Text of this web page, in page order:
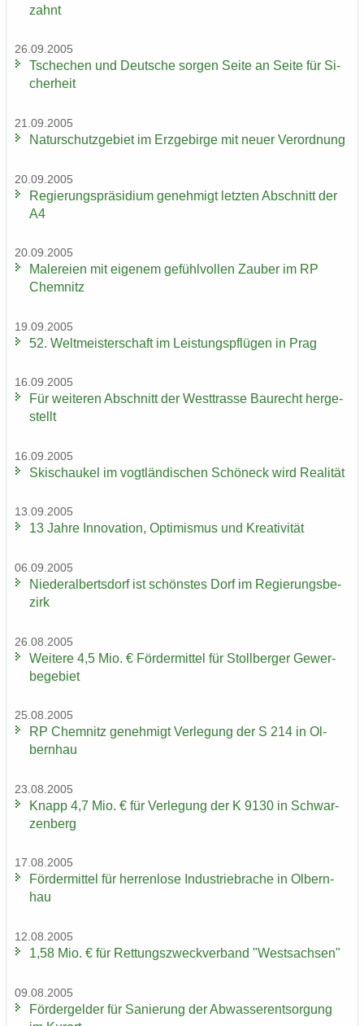
zahnt
26.09.2005
Tsche­chen und Deut­sche sor­gen Seite an Seite für Si­
cher­heit
21.09.2005
Na­tur­schutz­ge­biet im Erz­ge­bir­ge mit neuer Ver­ord­nung
20.09.2005
Re­gie­rungs­prä­si­di­um ge­neh­migt letz­ten Ab­schnitt der
A4
20.09.2005
Ma­le­rei­en mit ei­ge­nem ge­fühl­vol­len Zau­ber im RP
Chem­nitz
19.09.2005
52. Welt­meis­ter­schaft im Leis­tungs­pflü­gen in Prag
16.09.2005
Für wei­te­ren Ab­schnitt der West­tras­se Bau­recht her­ge­
stellt
16.09.2005
Ski­schau­kel im vogt­län­di­schen Schöneck wird Rea­li­tät
13.09.2005
13 Jahre In­no­va­ti­on, Op­ti­mis­mus und Krea­ti­vi­tät
06.09.2005
Nie­der­al­berts­dorf ist schöns­tes Dorf im Re­gie­rungs­be­
zirk
26.08.2005
Wei­te­re 4,5 Mio. € För­der­mit­tel für Stoll­ber­ger Ge­wer­
be­ge­biet
25.08.2005
RP Chem­nitz ge­neh­migt Ver­le­gung der S 214 in Ol­
bern­hau
23.08.2005
Knapp 4,7 Mio. € für Ver­le­gung der K 9130 in Schwar­
zen­berg
17.08.2005
För­der­mit­tel für her­ren­lo­se In­dus­trie­bra­che in Ol­bern­
hau
12.08.2005
1,58 Mio. € für Ret­tungs­zweck­ver­band "West­sach­sen"
09.08.2005
För­der­gel­der für Sa­nie­rung der Ab­was­ser­ent­sor­gung